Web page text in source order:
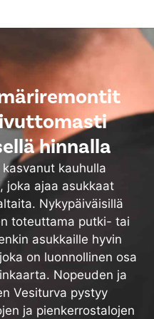
hinnalla
kasvanut kauhulla
joka ajaa asukkaat
Nykypäiväisillä
toteuttama putki- tai
asukkaille hyvin
on luonnollinen osa
Nopeuden ja
Vesiturva pystyy
ja pienkerrostalojen